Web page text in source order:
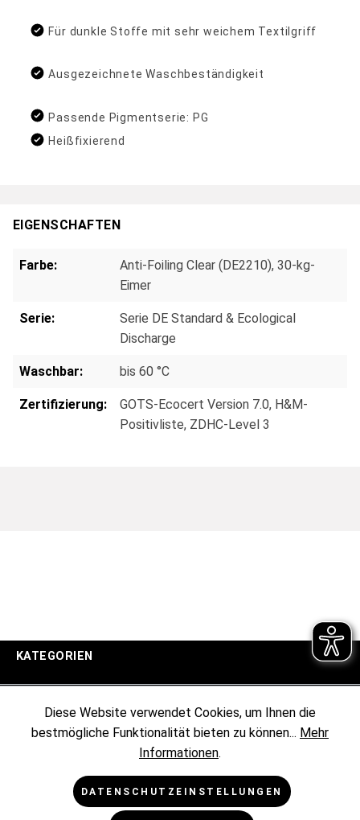
Für dunkle Stoffe mit sehr weichem Textilgriff
Ausgezeichnete Waschbeständigkeit
Passende Pigmentserie: PG
Heißfixierend
EIGENSCHAFTEN
Farbe:
Anti-Foiling Clear (DE2210), 30-kg-
Eimer
Serie:
Serie DE Standard & Ecological
Discharge
Waschbar: bis 60 °C
Zertifizierung: GOTS-Ecocert Version 7.0, H&M-
Positivliste, ZDHC-Level 3
KATEGORIEN
KUNDENINFORMATIONEN
RECHTLICHES
Diese Website verwendet Cookies, um Ihnen die
bestmögliche Funktionalität bieten zu können... Mehr
Informationen.
DATENSCHUTZEINSTELLUNGEN